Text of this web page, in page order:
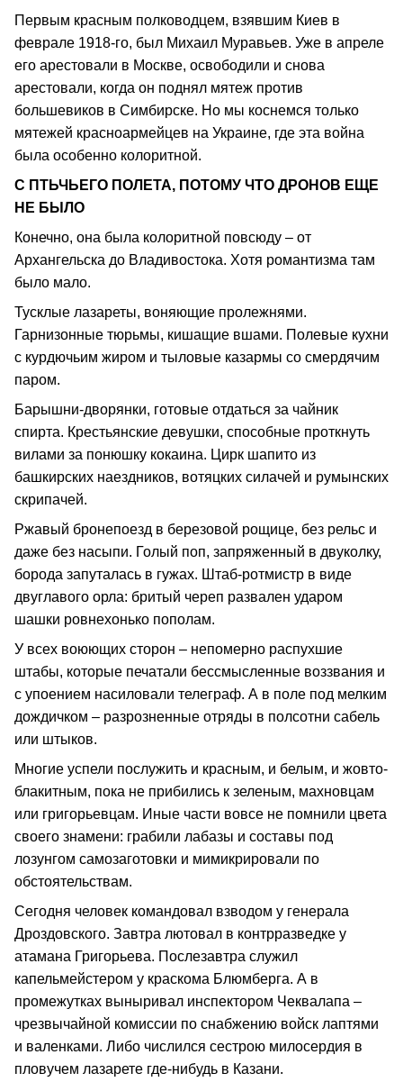
Первым красным полководцем, взявшим Киев в
феврале 1918-го, был Михаил Муравьев. Уже в апреле
его арестовали в Москве, освободили и снова
арестовали, когда он поднял мятеж против
большевиков в Симбирске. Но мы коснемся только
мятежей красноармейцев на Украине, где эта война
была особенно колоритной.
С ПТЬЧЬЕГО ПОЛЕТА, ПОТОМУ ЧТО ДРОНОВ ЕЩЕ
НЕ БЫЛО
Конечно, она была колоритной повсюду – от
Архангельска до Владивостока. Хотя романтизма там
было мало.
Тусклые лазареты, воняющие пролежнями.
Гарнизонные тюрьмы, кишащие вшами. Полевые кухни
с курдючьим жиром и тыловые казармы со смердячим
паром.
Барышни-дворянки, готовые отдаться за чайник
спирта. Крестьянские девушки, способные проткнуть
вилами за понюшку кокаина. Цирк шапито из
башкирских наездников, вотяцких силачей и румынских
скрипачей.
Ржавый бронепоезд в березовой рощице, без рельс и
даже без насыпи. Голый поп, запряженный в двуколку,
борода запуталась в гужах. Штаб-ротмистр в виде
двуглавого орла: бритый череп развален ударом
шашки ровнехонько пополам.
У всех воюющих сторон – непомерно распухшие
штабы, которые печатали бессмысленные воззвания и
с упоением насиловали телеграф. А в поле под мелким
дождичком – разрозненные отряды в полсотни сабель
или штыков.
Многие успели послужить и красным, и белым, и жовто-
блакитным, пока не прибились к зеленым, махновцам
или григорьевцам. Иные части вовсе не помнили цвета
своего знамени: грабили лабазы и составы под
лозунгом самозаготовки и мимикрировали по
обстоятельствам.
Сегодня человек командовал взводом у генерала
Дроздовского. Завтра лютовал в контрразведке у
атамана Григорьева. Послезавтра служил
капельмейстером у краскома Блюмберга. А в
промежутках выныривал инспектором Чеквалапа –
чрезвычайной комиссии по снабжению войск лаптями
и валенками. Либо числился сестрою милосердия в
пловучем лазарете где-нибудь в Казани.